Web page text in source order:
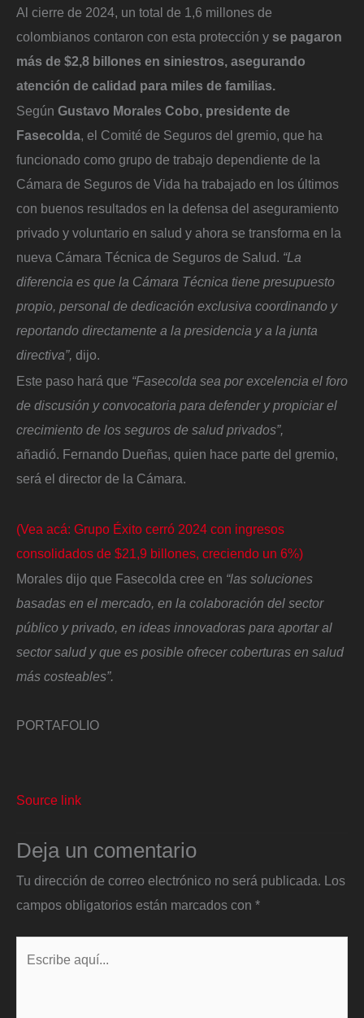
Al cierre de 2024, un total de 1,6 millones de
colombianos contaron con esta protección y se pagaron
más de $2,8 billones en siniestros, asegurando
atención de calidad para miles de familias.
Según Gustavo Morales Cobo, presidente de
Fasecolda, el Comité de Seguros del gremio, que ha
funcionado como grupo de trabajo dependiente de la
Cámara de Seguros de Vida ha trabajado en los últimos
con buenos resultados en la defensa del aseguramiento
privado y voluntario en salud y ahora se transforma en la
nueva Cámara Técnica de Seguros de Salud. “La
diferencia es que la Cámara Técnica tiene presupuesto
propio, personal de dedicación exclusiva coordinando y
reportando directamente a la presidencia y a la junta
directiva”, dijo.
Este paso hará que “Fasecolda sea por excelencia el foro
de discusión y convocatoria para defender y propiciar el
crecimiento de los seguros de salud privados”,
añadió. Fernando Dueñas, quien hace parte del gremio,
será el director de la Cámara.
(Vea acá: Grupo Éxito cerró 2024 con ingresos
consolidados de $21,9 billones, creciendo un 6%)
Morales dijo que Fasecolda cree en “las soluciones
basadas en el mercado, en la colaboración del sector
público y privado, en ideas innovadoras para aportar al
sector salud y que es posible ofrecer coberturas en salud
más costeables”.
PORTAFOLIO
Source link
Deja un comentario
Tu dirección de correo electrónico no será publicada. Los
campos obligatorios están marcados con *